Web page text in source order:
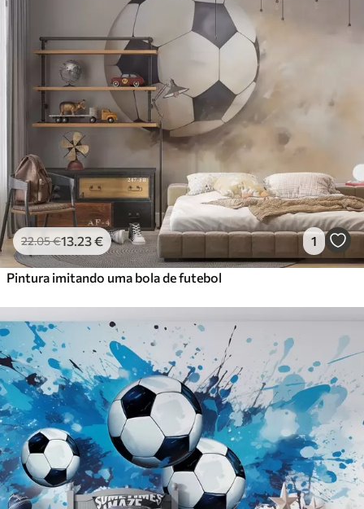
22.05€13 .23€ 1
Pintura imitando uma bola de futebol